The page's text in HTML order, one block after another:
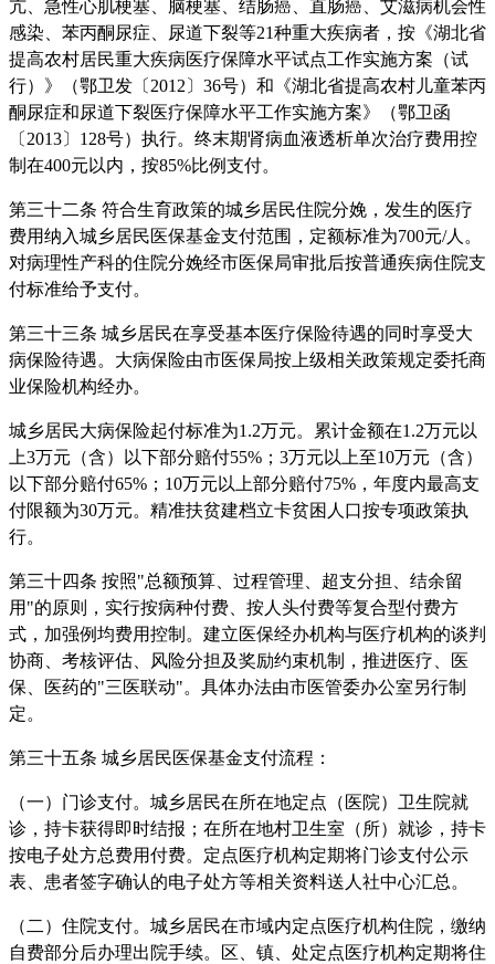
亢、急性心肌梗塞、脑梗塞、结肠癌、直肠癌、艾滋病机会性
感染、苯丙酮尿症、尿道下裂等21种重大疾病者，按《湖北省
提高农村居民重大疾病医疗保障水平试点工作实施方案（试
行）》（鄂卫发〔2012〕36号）和《湖北省提高农村儿童苯丙
酮尿症和尿道下裂医疗保障水平工作实施方案》（鄂卫函
〔2013〕128号）执行。终末期肾病血液透析单次治疗费用控
制在400元以内，按85%比例支付。
第三十二条 符合生育政策的城乡居民住院分娩，发生的医疗
费用纳入城乡居民医保基金支付范围，定额标准为700元/人。
对病理性产科的住院分娩经市医保局审批后按普通疾病住院支
付标准给予支付。
第三十三条 城乡居民在享受基本医疗保险待遇的同时享受大
病保险待遇。大病保险由市医保局按上级相关政策规定委托商
业保险机构经办。
城乡居民大病保险起付标准为1.2万元。累计金额在1.2万元以
上3万元（含）以下部分赔付55%；3万元以上至10万元（含）
以下部分赔付65%；10万元以上部分赔付75%，年度内最高支
付限额为30万元。精准扶贫建档立卡贫困人口按专项政策执
行。
第三十四条 按照"总额预算、过程管理、超支分担、结余留
用"的原则，实行按病种付费、按人头付费等复合型付费方
式，加强例均费用控制。建立医保经办机构与医疗机构的谈判
协商、考核评估、风险分担及奖励约束机制，推进医疗、医
保、医药的"三医联动"。具体办法由市医管委办公室另行制
定。
第三十五条 城乡居民医保基金支付流程：
（一）门诊支付。城乡居民在所在地定点（医院）卫生院就
诊，持卡获得即时结报；在所在地村卫生室（所）就诊，持卡
按电子处方总费用付费。定点医疗机构定期将门诊支付公示
表、患者签字确认的电子处方等相关资料送人社中心汇总。
（二）住院支付。城乡居民在市域内定点医疗机构住院，缴纳
自费部分后办理出院手续。区、镇、处定点医疗机构定期将住